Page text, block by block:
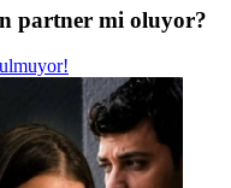
partner mi oluyor?